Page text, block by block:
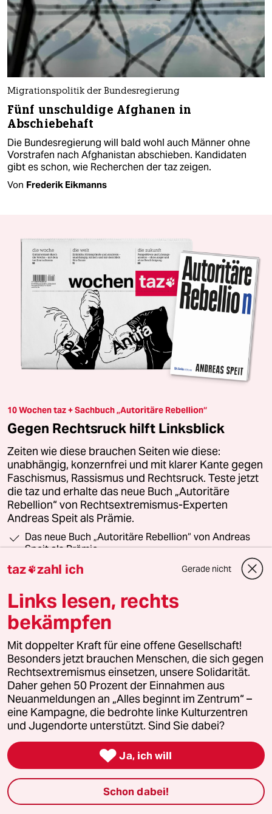
Migrationspolitik der Bundesregierung
Fünf unschuldige Afghanen in
Abschiebehaft
Die Bundesregierung will bald wohl auch Männer ohne
Vorstrafen nach Afghanistan abschieben. Kandidaten
gibt es schon, wie Recherchen der taz zeigen.
Von Frederik Eikmanns
10 Wochen taz + Sachbuch „Autoritäre Rebellion“
Gegen Rechtsruck hilft Linksblick
Zeiten wie diese brauchen Seiten wie diese:
unabhängig, konzernfrei und mit klarer Kante gegen
Faschismus, Rassismus und Rechtsruck. Teste jetzt
die taz und erhalte das neue Buch „Autoritäre
Rebellion“ von Rechtsextremismus-Experten
Andreas Speit als Prämie.
Das neue Buch „Autoritäre Rebellion“ von Andreas
Speit als Prämie
Die wochentaz jeden Samstag frei Haus + digital in
Die tägliche taz von Mo-Fr digital in der App
Zusammen für nur 28 Euro
10 Wochen taz + Buch „Autoritäre Rebellion“
Jetzt bestellen
0 Kommentare
einloggen
taz zahl ich Gerade nicht
Links lesen, rechts
bekämpfen
Mit doppelter Kraft für eine offene Gesellschaft!
Besonders jetzt brauchen Menschen, die sich gegen
Rechtsextremismus einsetzen, unsere Solidarität.
Daher gehen 50 Prozent der Einnahmen aus
Neuanmeldungen an „Alles beginnt im Zentrum“ –
eine Kampagne, die bedrohte linke Kulturzentren
und Jugendorte unterstützt. Sind Sie dabei?
 Ja, ich will
Schon dabei!